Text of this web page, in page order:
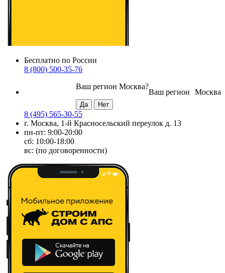
Бесплатно по России
8 (800) 500-35-76
Москва
Ваш регион
Ваш регион Москва?
8 (495) 565-30-55
г. Москва, 1-й Красносельский переулок д. 13
пн-пт: 9:00-20:00
сб: 10:00-18:00
вс: (по договоренности)